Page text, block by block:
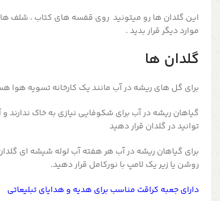
این گلدان ها رو میتونید روی قفسه های کتاب ، شلف های
موارد دیگر قرار بدید .
گلدان ها
برای گل های ریشه در آب مانند یک کارخانه تسویه هوا
گیاهان ریشه در آب برای شکوفایی نیازی به خاک ندارند
توانید در گلدان قرار دهید
برای گیاهان ریشه در آب هر هفته آب لوله شیشه ای
روشن یا زیر یک لامپ با نورکامل قرار دهید.
دارای جعبه کراقت مناسب برای هدیه و هدایای تبلیعاتی